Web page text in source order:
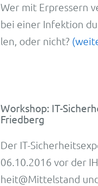
Wer mit Erpres­sern
bei einer Infek­tion
len, oder nicht?
Workshop: IT-
Friedberg
Der IT-
06.10.2016 vor der
heit@Mittel­stand